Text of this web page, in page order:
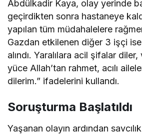
Abdülkadir Kaya, olay yerinde
geçirdikten sonra hastaneye
yapılan tüm müdahalelere
Gazdan etkilenen diğer 3 işçi
alındı. Yaralılara acil şifalar
yüce Allah’tan rahmet, acılı
dilerim.” ifadelerini kullandı.
Soruşturma Başlatıldı
Yaşanan olayın ardından